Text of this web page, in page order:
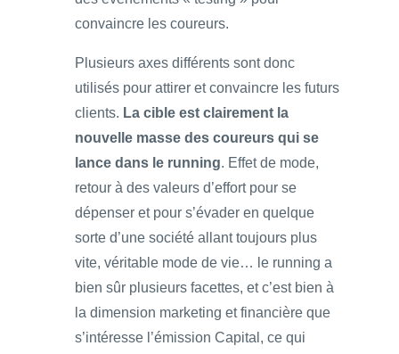
convaincre les coureurs.
Plusieurs axes différents sont donc
utilisés pour attirer et convaincre les futurs
clients. La cible est clairement la
nouvelle masse des coureurs qui se
lance dans le running. Effet de mode,
retour à des valeurs d’effort pour se
dépenser et pour s’évader en quelque
sorte d’une société allant toujours plus
vite, véritable mode de vie… le running a
bien sûr plusieurs facettes, et c’est bien à
la dimension marketing et financière que
s’intéresse l’émission Capital, ce qui